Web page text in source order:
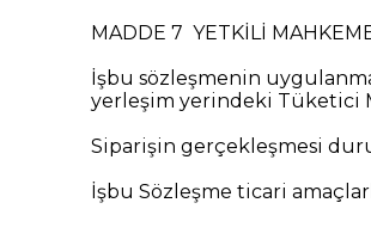
MADDE 7 YETKİLİ
İşbu sözleşmenin
yerleşim yerindeki Tüketici
Siparişin gerçekleşmesi
İşbu Sözleşme ticari